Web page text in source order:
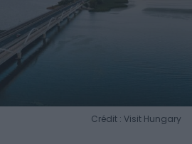
Crédit : Visit Hungary